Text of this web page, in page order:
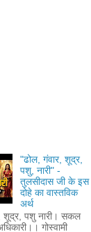
"ढोल, गंवार, शूद्र,
पशु, नारी" -
तुलसीदास जी के इस
दोहे का वास्तविक
अर्थ
शूद्र, पशु नारी। सकल
गोस्वामी